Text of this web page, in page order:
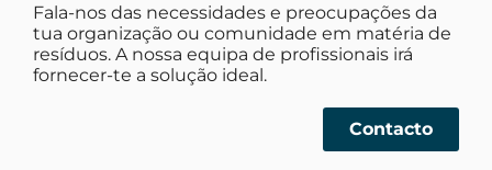
Fala-nos das necessidades e preocupações da
tua organização ou comunidade em matéria de
resíduos. A nossa equipa de profissionais irá
fornecer-te a solução ideal.
Contacto